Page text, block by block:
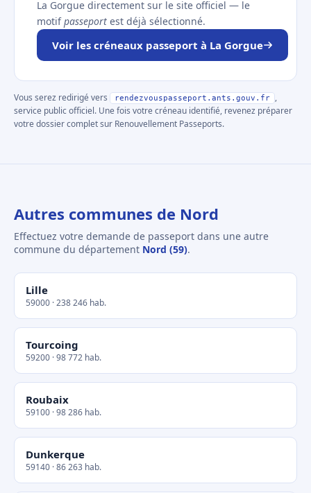
La Gorgue directement sur le site officiel — le
motifpasseport est déjà sélectionné.
Voir les créneaux passeport à La Gorgue
Vous serez redirigé vers rendezvouspasseport.ants.gouv.fr
,
service public officiel. Une fois votre créneau identifié, revenez préparer
votre dossier complet sur Renouvellement Passeports.
Autres communes de Nord
Effectuez votre demande de passeport dans une autre
commune du département Nord (59).
Lille
59000 · 238 246 hab.
Tourcoing
59200 · 98 772 hab.
Roubaix
59100 · 98 286 hab.
Dunkerque
59140 · 86 263 hab.